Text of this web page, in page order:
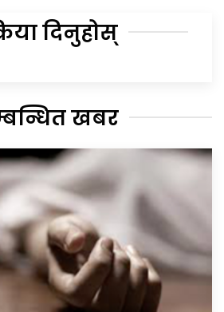
दिनुहोस्
खबर